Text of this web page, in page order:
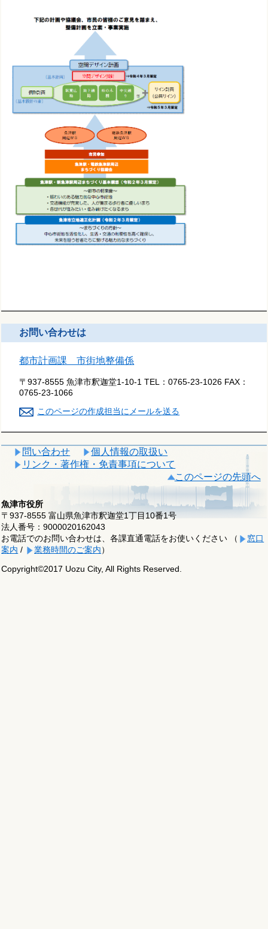
お問い合わせは
都市計画課 市街地整備係
〒937-8555 魚津市釈迦堂1-10-1 TEL：0765-23-1026 FAX：
0765-23-1066
このページの作成担当にメールを送る
問い合わせ
個人情報の取扱い
リンク・著作権・免責事項について
このページの先頭へ
魚津市役所
〒937-8555 富山県魚津市釈迦堂1丁目10番1号
法人番号：9000020162043
お電話でのお問い合わせは、各課直通電話をお使いください （
窓口
案内 / 業務時間のご案内）
Copyright©2017 Uozu City, All Rights Reserved.